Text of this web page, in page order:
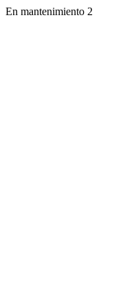
En mantenimiento 2